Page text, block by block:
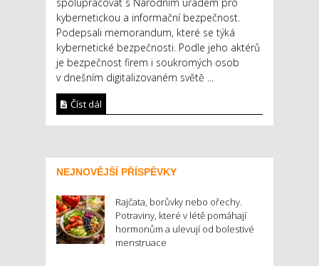
kybernetickou a informační bezpečnost.
Podepsali memorandum, které se týká
kybernetické bezpečnosti. Podle jeho aktérů
je bezpečnost firem i soukromých osob
v dnešním digitalizovaném světě ...
Číst dál
NEJNOVĚJŠÍ PŘÍSPĚVKY
Rajčata, borůvky nebo ořechy.
Potraviny, které v létě pomáhají
hormonům a ulevují od bolestivé
menstruace